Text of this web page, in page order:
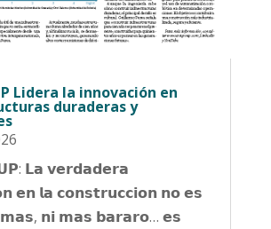
Lidera la innovación en
duraderas y
𝗟𝗮 𝘃𝗲𝗿𝗱𝗮𝗱𝗲𝗿𝗮
𝗲𝗻 𝗹𝗮 𝗰𝗼𝗻𝘀𝘁𝗿𝘂𝗰𝗰𝗶𝗼𝗻 𝗻𝗼 𝗲𝘀
𝗺𝗮𝘀, 𝗻𝗶 𝗺𝗮𝘀 𝗯𝗮𝗿𝗮𝗿𝗼… 𝗲𝘀